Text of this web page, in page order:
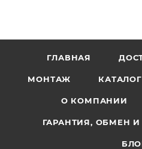
ГЛАВНАЯ
МОНТАЖ КАТАЛОГ
О КОМПАНИИ
ГАРАНТИЯ, ОБМЕН